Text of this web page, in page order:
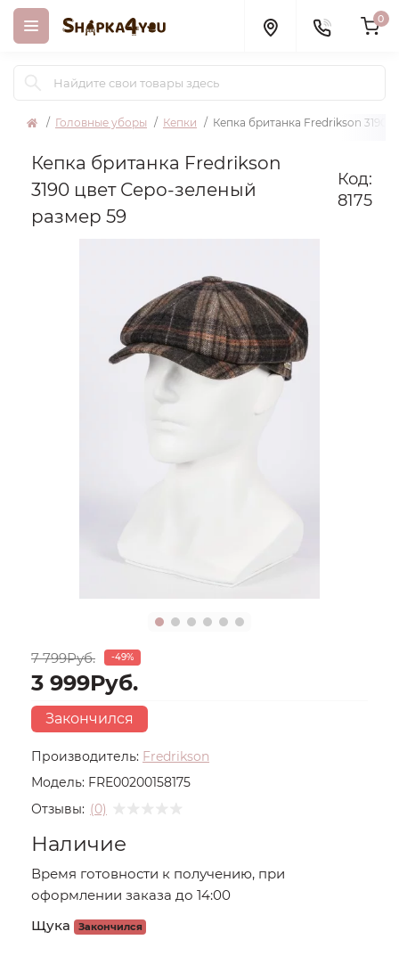
0
Головные уборы Кепки Кепка британка Fredrikson 3190
Кепка британка Fredrikson
3190 цвет Серо-зеленый
размер 59
Код:
8175
Производитель: Fredrikson
Модель: FRE00200158175
Отзывы: (0)
7 799Руб. -49%
3 999Руб.
Закончился
Наличие
Время готовности к получению, при
оформлении заказа до 14:00
Щука
Закончился